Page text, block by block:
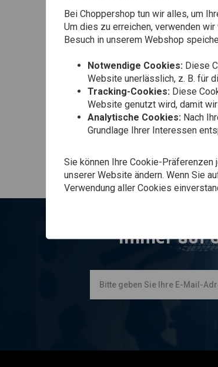
Immer auf
Bei Choppershop tun wir alles, um
Um dies zu erreichen, verwenden
Besuch in unserem Webshop
Notwendige Cookies: Diese
Website unerlässlich, z. B. für
Tracking-Cookies: Diese
Website genutzt wird, damit
Analytische Cookies: Nach
Grundlage Ihrer Interessen
Sie können Ihre Cookie-Präferenzen
unserer Website ändern. Wenn Sie
Verwendung aller Cookies